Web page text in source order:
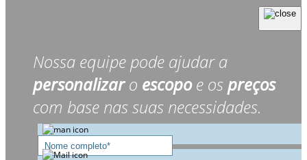
Nossa equipe pode ajudar a
personalizaro escopoe ospreços
com base nas suas necessidades.